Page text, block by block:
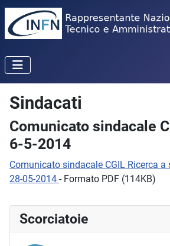
Scorciatoie
Sindacati
Comunicato sindacale
6-5-2014
Comunicato sindacale CGIL Ricerca
28-05-2014 - Formato PDF (114KB)